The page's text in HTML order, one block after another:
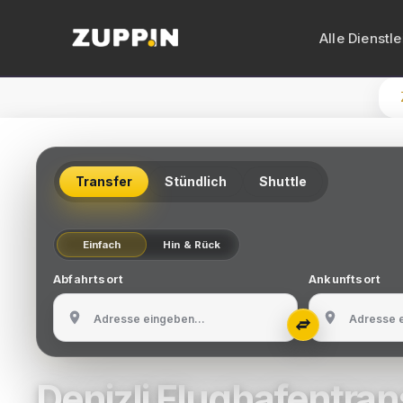
Alle
VIP-
Zypern-
Transfer Stündlich Shuttle
Einfach Hin & Rück
Abfahrtsort Ankunftsort